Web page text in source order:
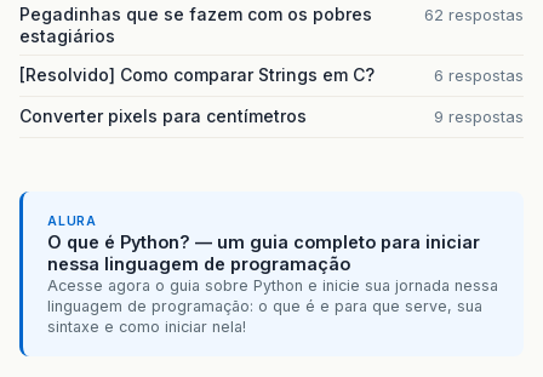
Pegadinhas que se fazem com os pobres
estagiários
62 respostas
[Resolvido] Como comparar Strings em C? 6 respostas
Converter pixels para centímetros 9 respostas
ALURA
O que é Python? — um guia completo para iniciar
nessa linguagem de programação
Acesse agora o guia sobre Python e inicie sua jornada nessa
linguagem de programação: o que é e para que serve, sua
sintaxe e como iniciar nela!